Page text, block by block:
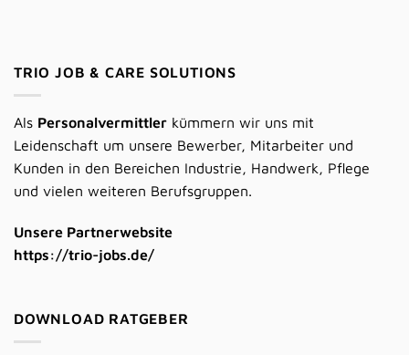
TRIO JOB & CARE SOLUTIONS
Als Personalvermittler kümmern wir uns mit
Leidenschaft um unsere Bewerber, Mitarbeiter und
Kunden in den Bereichen Industrie, Handwerk, Pflege
und vielen weiteren Berufsgruppen.
Unsere Partnerwebsite
https://trio-jobs.de/
DOWNLOAD RATGEBER